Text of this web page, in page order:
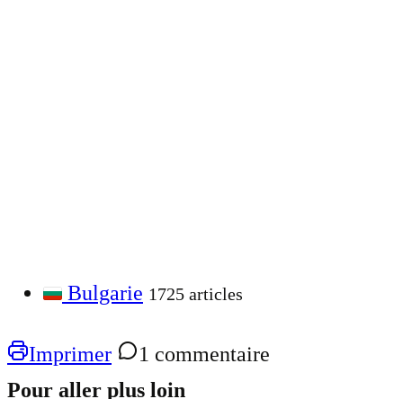
Bulgarie 1725 articles
Imprimer
1 commentaire
Pour aller plus loin